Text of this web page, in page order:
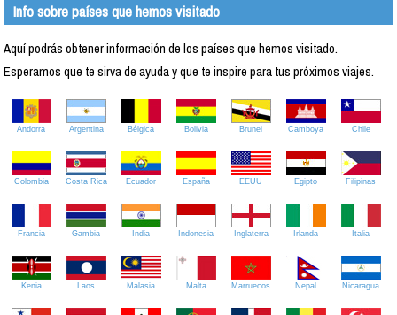
Info sobre países que hemos visitado
Aquí podrás obtener información de los países que hemos visitado.
Esperamos que te sirva de ayuda y que te inspire para tus próximos viajes.
Andorra Argentina Bélgica Bolivia Brunei Camboya Chile
Colombia Costa Rica Ecuador España EEUU Egipto Filipinas
Francia Gambia India Indonesia Inglaterra Irlanda Italia
Kenia Laos Malasia Malta Marruecos Nepal Nicaragua